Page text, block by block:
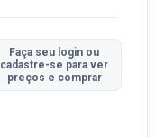
Faça seu login ou
cadastre-se para ver
preços e comprar